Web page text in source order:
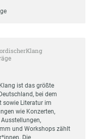
ist das größte
bei dem
sowie Literatur im
wie Konzerten,
und Workshops zählt
Die